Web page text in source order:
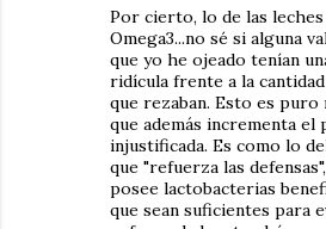
Por cierto, lo de las
Omega3...no sé si alguna
que yo he ojeado tenían
ridícula frente a la
que rezaban. Esto es
que además incrementa el
injustificada. Es como lo
que "refuerza las
posee lactobacterias
que sean suficientes para